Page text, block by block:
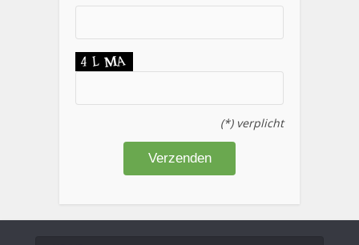
(*) verplicht